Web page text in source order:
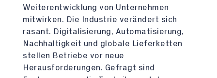
Weiterentwicklung von Unternehmen
mitwirken. Die Industrie verändert sich
rasant. Digitalisierung, Automatisierung,
Nachhaltigkeit und globale Lieferketten
stellen Betriebe vor neue
Herausforderungen. Gefragt sind